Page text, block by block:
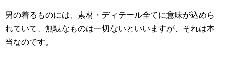
男の着るものには、素材・ディテール全てに意味が込めら
れていて、無駄なものは一切ないといいますが、それは本
当なのです。